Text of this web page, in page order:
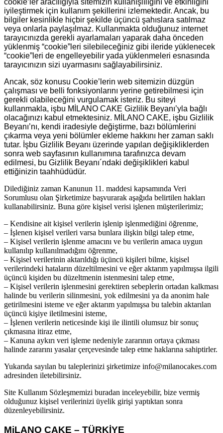
cookie’ler aracılığıyla sitemizin kullanışlılığını ve etkinliğini
iyileştirmek için kullanım şekillerini izlemektedir. Ancak, bu
bilgiler kesinlikle hiçbir şekilde üçüncü şahıslara satılmaz
veya onlarla paylaşılmaz. Kullanmakta olduğunuz internet
tarayıcınızda gerekli ayarlamaları yaparak daha önceden
yüklenmiş “cookie”leri silebileceğiniz gibi ileride yüklenecek
“cookie”leri de engelleyebilir yada yüklenmeleri esnasında
tarayıcınızın sizi uyarmasını sağlayabilirsiniz.
Ancak, söz konusu Cookie’lerin web sitemizin düzgün
çalışması ve belli fonksiyonlarını yerine getirebilmesi için
gerekli olabileceğini vurgulamak isteriz. Bu siteyi
kullanmakla, işbu MİLANO CAKE Gizlilik Beyanı’yla bağlı
olacağınızı kabul etmektesiniz. MİLANO CAKE, işbu Gizlilik
Beyanı’nı, kendi iradesiyle değiştirme, bazı bölümlerini
çıkarma veya yeni bölümler ekleme hakkını her zaman saklı
tutar. İşbu Gizlilik Beyanı üzerinde yapılan değişikliklerden
sonra web sayfasının kullanımına tarafınızca devam
edilmesi, bu Gizlilik Beyanı´ndaki değişiklikleri kabul
ettiğinizin taahhüdüdür.
Dilediğiniz zaman Kanunun 11. maddesi kapsamında Veri
Sorumlusu olan Şirketimize başvurarak aşağıda belirtilen hakları
kullanabilirsiniz. Buna göre kişisel verisi işlenen müşterilerimiz;
– Kendisine ait kişisel verilerin işlenip işlenmediğini öğrenme,
– İşlenen kişisel verileri varsa bunlara ilişkin bilgi talep etme,
– Kişisel verilerin işlenme amacını ve bu verilerin amaca uygun
kullanılıp kullanılmadığını öğrenme,
– Kişisel verilerinin aktarıldığı üçüncü kişileri bilme, kişisel
verilerindeki hataların düzeltilmesini ve eğer aktarım yapılmışsa ilgili
üçüncü kişiden bu düzeltmenin istenmesini talep etme,
– Kişisel verilerin işlenmesini gerektiren sebeplerin ortadan kalkması
halinde bu verilerin silinmesini, yok edilmesini ya da anonim hale
getirilmesini isteme ve eğer aktarım yapılmışsa bu talebin aktarılan
üçüncü kişiye iletilmesini isteme,
– İşlenen verilerin neticesinde kişi ile ilintili olumsuz bir sonuç
çıkmasına itiraz etme,
– Kanuna aykırı veri işleme nedeniyle zararının ortaya çıkması
halinde zararını yasalar çerçevesinde talep etme haklarına sahiptirler.
Yukarıda sayılan bu taleplerinizi şirketimize info@milanocakes.com
adresinden iletebilirsiniz.
Site Kullanım Sözleşmemizi buradan inceleyebilir, bize vermiş
olduğunuz kişisel verilerinizi üyelik girişi yaptıktan sonra
düzenleyebilirsiniz.
MiLANO CAKE – TÜRKİYE